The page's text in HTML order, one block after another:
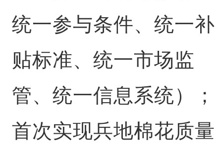
统一参与条件、统一补
贴标准、统一市场监
管、统一信息系统）；
首次实现兵地棉花质量